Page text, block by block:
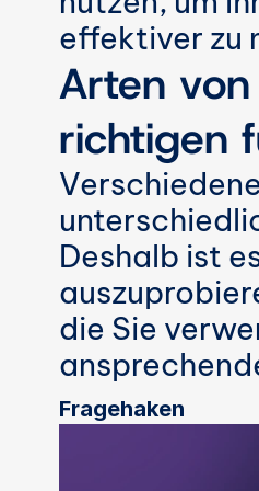
effektiver zu
Arten von
richtigen
Deshalb ist
die Sie
Fragehaken